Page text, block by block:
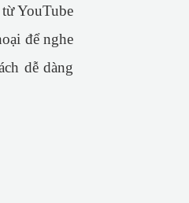
YouTube
để nghe
dễ dàng